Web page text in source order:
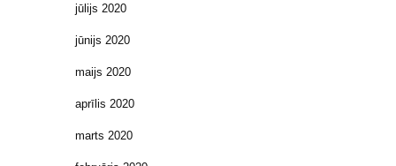
jūlijs 2020
jūnijs 2020
maijs 2020
aprīlis 2020
marts 2020